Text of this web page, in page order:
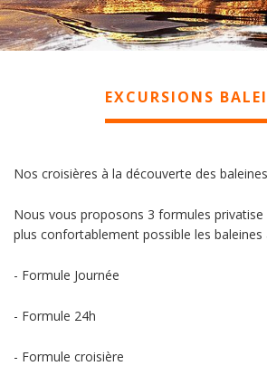
EXCURSIONS
Nos croisières à la découverte des
Nous vous proposons 3 formules
plus confortablement possible les baleines
- Formule Journée
- Formule 24h
- Formule croisière